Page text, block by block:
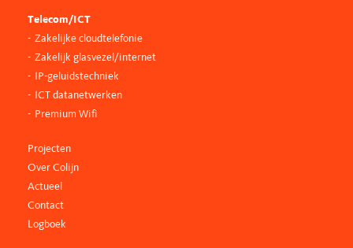
Telecom/ICT
Zakelijke cloudtelefonie
Zakelijk glasvezel/internet
IP-geluidstechniek
ICT datanetwerken
Premium Wifi
Projecten
Over Colijn
Actueel
Contact
Logboek